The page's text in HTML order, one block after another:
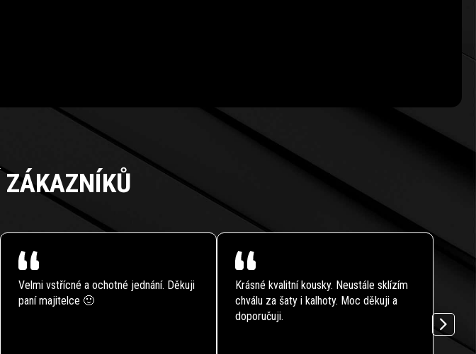
Velmi vstřícné a ochotné jednání. Děkuji
paní majitelce 🙂
Krásné kvalitní kousky. Neustále sklízím
chválu za šaty i kalhoty. Moc děkuji a
doporučuji.